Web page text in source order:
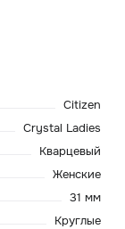
Citizen
Crystal Ladies
Кварцевый
Женские
31 мм
Круглые